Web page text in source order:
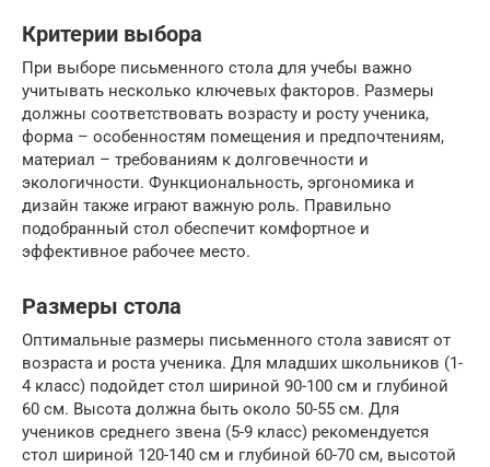
Критерии выбора
При выборе письменного стола для учебы важно
учитывать несколько ключевых факторов. Размеры
должны соответствовать возрасту и росту ученика,
форма – особенностям помещения и предпочтениям,
материал – требованиям к долговечности и
экологичности. Функциональность, эргономика и
дизайн также играют важную роль. Правильно
подобранный стол обеспечит комфортное и
эффективное рабочее место.
Размеры стола
Оптимальные размеры письменного стола зависят от
возраста и роста ученика. Для младших школьников (1-
4 класс) подойдет стол шириной 90-100 см и глубиной
60 см. Высота должна быть около 50-55 см. Для
учеников среднего звена (5-9 класс) рекомендуется
стол шириной 120-140 см и глубиной 60-70 см, высотой